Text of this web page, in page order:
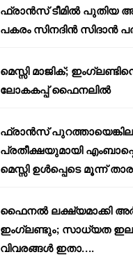
ഫ്രാൻസ് ടീമിൽ പുതിയ
പകരം സിനദിൻ സിദാൻ
മെസ്സി മാജിക്;
ലോകകപ്പ് ഫൈനലിൽ
ഫ്രാൻസ്
പ്രതീക്ഷയുമായി
മെസ്സി ഉൾപ്പെടെ മൂന്ന്
ഫൈനൽ ലക്ഷ്യമാക്കി
ഇംഗ്ലണ്ടും; സാധ്യത
വിവരങ്ങൾ ഇതാ….